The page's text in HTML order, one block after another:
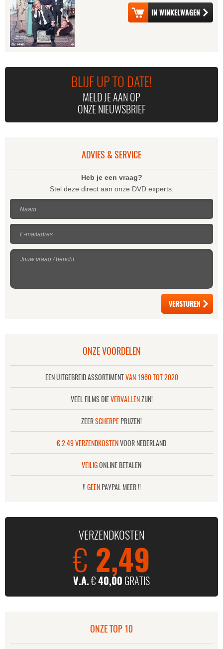
BLIJF UP TO DATE!
MELD JE AAN OP
ONZE NIEUWSBRIEF
ADVIES & SERVICE
Heb je een vraag?
Stel deze direct aan onze DVD experts:
Naam
E-mailadres
Jouw vraag / bericht
ONZE VOORDELEN
EEN UITGEBREID ASSORTIMENTVAN 1960 TOT 2020
VEEL FILMS DIEVERVALLENZIJN!
ZEERSCHERPEPRIJZEN!
€ 2,49 VERZENDKOSTENVOOR NEDERLAND
VEILIGONLINE BETALEN
!!GEENPAYPAL MEER !!
VERZENDKOSTEN
€ 2,49
V.A.€40,00 GRATIS
ONZE TOP 10